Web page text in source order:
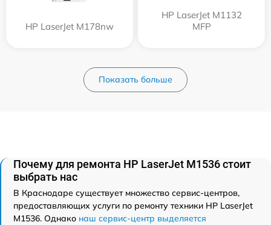
HP LaserJet M178nw
HP LaserJet M1132
MFP
Показать больше
Почему для ремонта HP LaserJet M1536 стоит
выбрать нас
В Краснодаре существует множество сервис-центров,
предоставляющих услуги по ремонту техники HP LaserJet
M1536. Однако наш сервис-центр выделяется